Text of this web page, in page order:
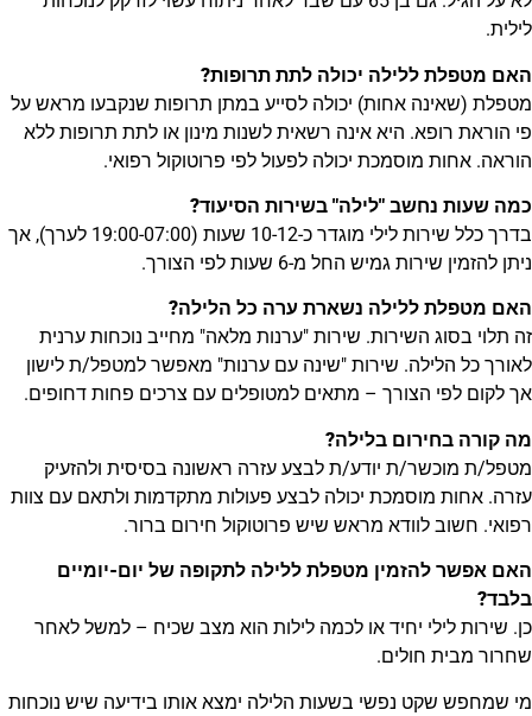
לילית.
האם מטפלת ללילה יכולה לתת תרופות?
מטפלת (שאינה אחות) יכולה לסייע במתן תרופות שנקבעו מראש על
פי הוראת רופא. היא אינה רשאית לשנות מינון או לתת תרופות ללא
הוראה. אחות מוסמכת יכולה לפעול לפי פרוטוקול רפואי.
כמה שעות נחשב "לילה" בשירות הסיעוד?
בדרך כלל שירות לילי מוגדר כ-10-12 שעות (19:00-07:00 לערך), אך
ניתן להזמין שירות גמיש החל מ-6 שעות לפי הצורך.
האם מטפלת ללילה נשארת ערה כל הלילה?
זה תלוי בסוג השירות. שירות "ערנות מלאה" מחייב נוכחות ערנית
לאורך כל הלילה. שירות "שינה עם ערנות" מאפשר למטפל/ת לישון
אך לקום לפי הצורך – מתאים למטופלים עם צרכים פחות דחופים.
מה קורה בחירום בלילה?
מטפל/ת מוכשר/ת יודע/ת לבצע עזרה ראשונה בסיסית ולהזעיק
עזרה. אחות מוסמכת יכולה לבצע פעולות מתקדמות ולתאם עם צוות
רפואי. חשוב לוודא מראש שיש פרוטוקול חירום ברור.
האם אפשר להזמין מטפלת ללילה לתקופה של יום-יומיים
בלבד?
כן. שירות לילי יחיד או לכמה לילות הוא מצב שכיח – למשל לאחר
שחרור מבית חולים.
מי שמחפש שקט נפשי בשעות הלילה ימצא אותו בידיעה שיש נוכחות